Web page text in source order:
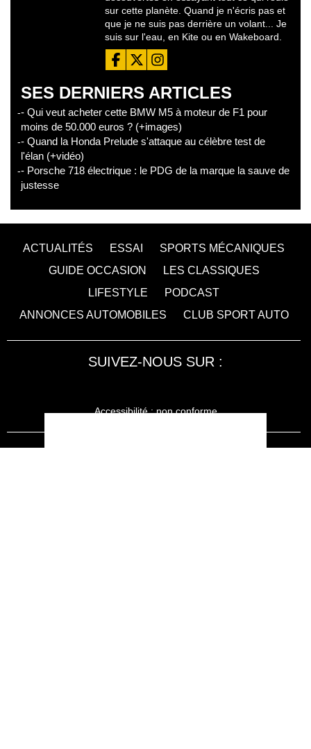
sur cette planète. Quand je n'écris pas et
que je ne suis pas derrière un volant... Je
suis sur l'eau, en Kite ou en Wakeboard.
SES DERNIERS ARTICLES
- Qui veut acheter cette BMW M5 à moteur de F1 pour
moins de 50.000 euros ? (+images)
- Quand la Honda Prelude s'attaque au célèbre test de
l'élan (+vidéo)
- Porsche 718 électrique : le PDG de la marque la sauve de
justesse
ACTUALITÉS ESSAI
SPORTS MÉCANIQUES
GUIDE OCCASION
LES CLASSIQUES
LIFESTYLE
PODCAST
ANNONCES AUTOMOBILES
CLUB SPORT AUTO
SUIVEZ-NOUS SUR :
Accessibilité : non conforme